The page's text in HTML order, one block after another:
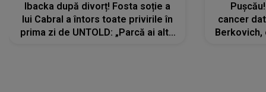
Ibacka după divorț! Fosta soție a
lui Cabral a întors toate privirile în
prima zi de UNTOLD: „Parcă ai altă
cancer